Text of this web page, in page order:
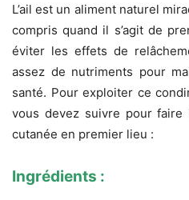
L’ail est un aliment naturel
compris quand il s’agit de
éviter les effets de
assez de nutriments pour
santé. Pour exploiter ce
vous devez suivre pour faire
cutanée en premier lieu :
Ingrédients :